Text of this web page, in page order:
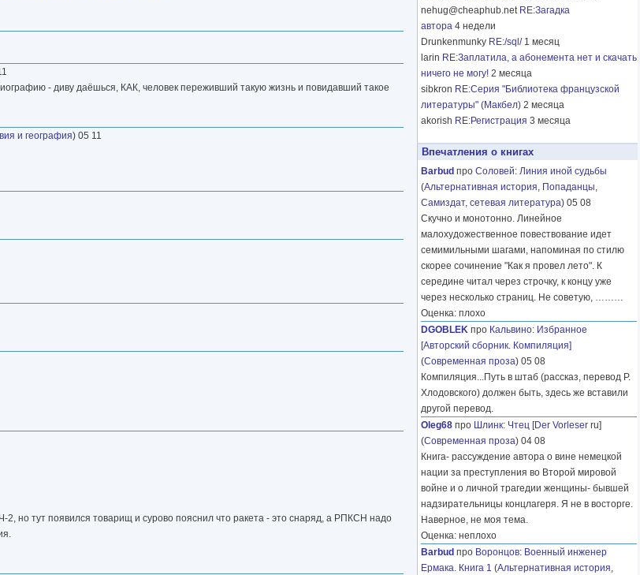
- диву даёшься, КАК, человек переживший такую жизнь и повидавший такое
и география) 05 11
но тут появился товарищ и сурово пояснил что ракета - это снаряд, а РПКСН надо
nehug@cheaphub.net RE:Загадка
автора 4 недели
Drunkenmunky RE:/sql/ 1 месяц
larin RE:Заплатила, а абонемента нет и скачать
ничего не могу! 2 месяца
sibkron RE:Серия "Библиотека французской
литературы" (Макбел) 2 месяца
akorish RE:Регистрация 3 месяца
Впечатления о книгах
Barbud про Соловей: Линия иной судьбы
(Альтернативная история, Попаданцы,
Самиздат, сетевая литература) 05 08
Скучно и монотонно. Линейное
малохудожественное повествование идет
семимильными шагами, напоминая по стилю
скорее сочинение "Как я провел лето". К
середине читал через строчку, к концу уже
через несколько страниц. Не советую, ………
Оценка: плохо
DGOBLEK про Кальвино: Избранное
[Авторский сборник. Компиляция]
(Современная проза) 05 08
Компиляция...Путь в штаб (рассказ, перевод Р.
Хлодовского) должен быть, здесь же вставили
другой перевод.
Oleg68 про Шлинк: Чтец [Der Vorleser ru]
(Современная проза) 04 08
Книга- рассуждение автора о вине немецкой
нации за преступления во Второй мировой
войне и о личной трагедии женщины- бывшей
надзирательницы концлагеря. Я не в восторге.
Наверное, не моя тема.
Оценка: неплохо
Barbud про Воронцов: Военный инженер
Ермака. Книга 1 (Альтернативная история,